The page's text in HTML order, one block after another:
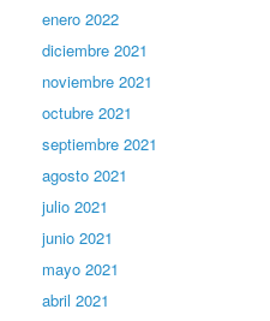
enero 2022
diciembre 2021
noviembre 2021
octubre 2021
septiembre 2021
agosto 2021
julio 2021
junio 2021
mayo 2021
abril 2021